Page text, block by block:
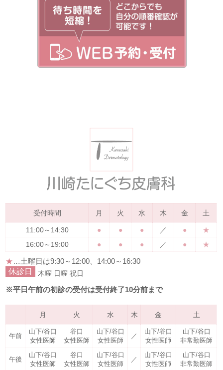
受付時間 月 火 水 木 金 土
11:00～14:30 ● ● ● ／ ●
★
16:00～19:00
● ● ● ／ ● ★
★…土曜日は9:30～12:00、14:00～16:30
休診日
木曜 日曜 祝日
※平日午前の初診の受付は受付終了10分前まで
月 火 水 木 金 土
午前
山下/谷口
女性医師
谷口
女性医師
山下/谷口
女性医師
／
山下/谷口
女性医師
山下/谷口
非常勤医師
午後
山下/谷口
女性医師
谷口
女性医師
山下/谷口
女性医師
／
山下/谷口
女性医師
山下/谷口
非常勤医師